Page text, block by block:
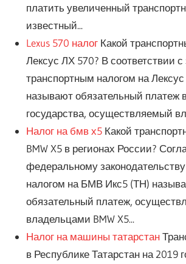
платить увеличенный
известный...
Lexus 570 налогКакой
Лексус ЛХ 570? В соответствии с
транспортным налогом на
называют обязательный платеж
государства, осуществляемый
Налог на бмв х5Какой
BMW X5 в регионах России?
федеральному
налогом на БМВ Икс5 (ТН)
обязательный платеж,
владельцами BMW X5...
Налог на машины татарстан
в Республике Татарстан на 2019